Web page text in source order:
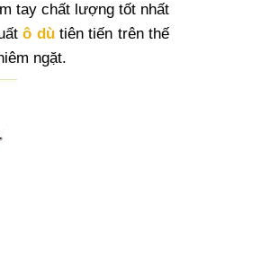
tay chất lượng tốt nhất
ô dù tiên tiến trên thế
ngặt.